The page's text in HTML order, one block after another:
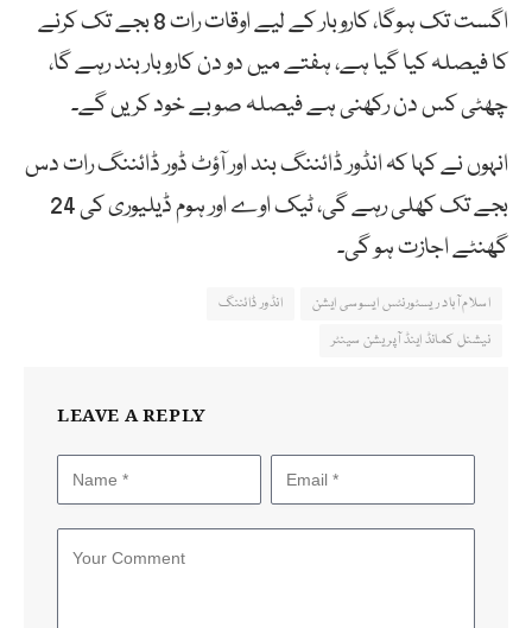
اگست تک ہوگا، کاروبار کے لیے اوقات رات 8 بجے تک کرنے
کا فیصلہ کیا گیا ہے، ہفتے میں دو دن کاروبار بند رہے گا،
چھٹی کس دن رکھنی ہے فیصلہ صوبے خود کریں گے۔
انہوں نے کہا کہ انڈور ڈائننگ بند اور آؤٹ ڈور ڈائننگ رات دس
بجے تک کھلی رہے گی، ٹیک اوے اور ہوم ڈیلیوری کی 24
گھنٹے اجازت ہو گی۔
اسلام آباد ریسٹورنٹس ایسوسی ایشن
انڈور ڈائننگ
نیشنل کمانڈ اینڈ آپریشن سینٹر
LEAVE A REPLY